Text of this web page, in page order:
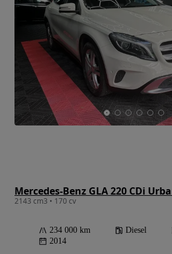
Mercedes-Benz GLA 220 CDi
2143 cm3 • 170 cv
234 000 km Diesel
2014